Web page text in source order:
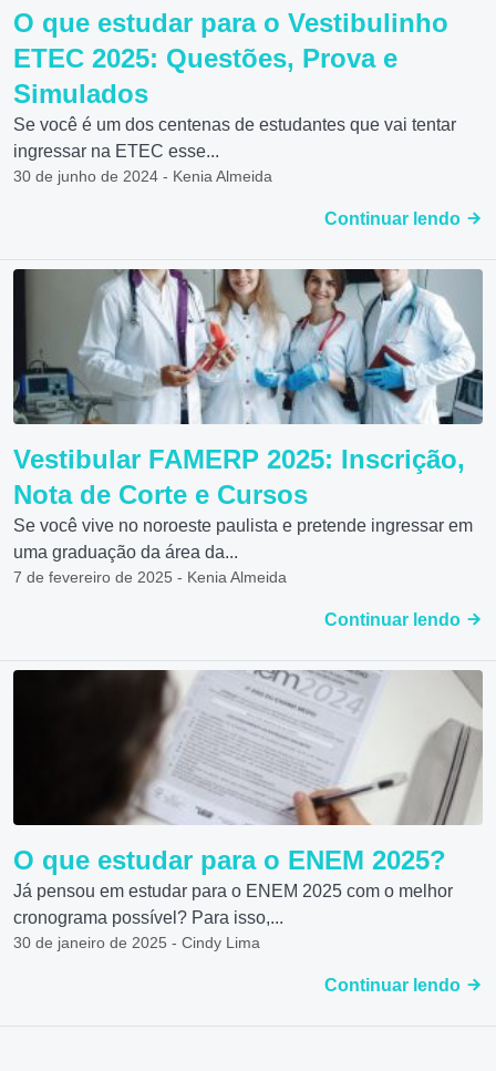
O que estudar para o Vestibulinho
ETEC 2025: Questões, Prova e
Simulados
Se você é um dos centenas de estudantes que vai tentar
ingressar na ETEC esse...
30 de junho de 2024 - Kenia Almeida
Continuar lendo
Vestibular FAMERP 2025: Inscrição,
Nota de Corte e Cursos
Se você vive no noroeste paulista e pretende ingressar em
uma graduação da área da...
7 de fevereiro de 2025 - Kenia Almeida
Continuar lendo
O que estudar para o ENEM 2025?
Já pensou em estudar para o ENEM 2025 com o melhor
cronograma possível? Para isso,...
30 de janeiro de 2025 - Cindy Lima
Continuar lendo